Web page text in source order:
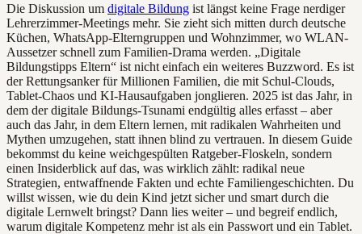
Die Diskussion um digitale Bildung ist längst keine Frage nerdiger
Lehrerzimmer-Meetings mehr. Sie zieht sich mitten durch deutsche
Küchen, WhatsApp-Elterngruppen und Wohnzimmer, wo WLAN-
Aussetzer schnell zum Familien-Drama werden. „Digitale
Bildungstipps Eltern“ ist nicht einfach ein weiteres Buzzword. Es ist
der Rettungsanker für Millionen Familien, die mit Schul-Clouds,
Tablet-Chaos und KI-Hausaufgaben jonglieren. 2025 ist das Jahr, in
dem der digitale Bildungs-Tsunami endgültig alles erfasst – aber
auch das Jahr, in dem Eltern lernen, mit radikalen Wahrheiten und
Mythen umzugehen, statt ihnen blind zu vertrauen. In diesem Guide
bekommst du keine weichgespülten Ratgeber-Floskeln, sondern
einen Insiderblick auf das, was wirklich zählt: radikal neue
Strategien, entwaffnende Fakten und echte Familiengeschichten. Du
willst wissen, wie du dein Kind jetzt sicher und smart durch die
digitale Lernwelt bringst? Dann lies weiter – und begreif endlich,
warum digitale Kompetenz mehr ist als ein Passwort und ein Tablet.